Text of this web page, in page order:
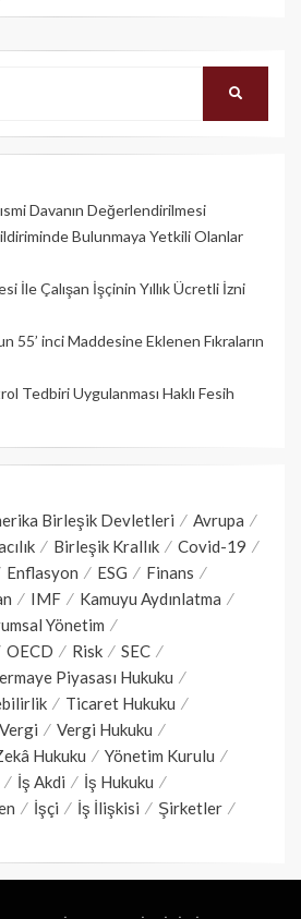
Davanın Değerlendirilmesi
Bulunmaya Yetkili Olanlar
İle Çalışan İşçinin Yıllık Üc­retli İzni
55’ inci Maddesine Eklenen Fıkraların
Tedbiri Uygulanması Haklı Fesih
Birleşik Devletleri
Avrupa
Birleşik Krallık
Covid-19
Enflasyon ESG
Finans
IMF
Kamuyu Aydınlatma
Yönetim
OECD Risk
SEC
Piyasası Hukuku
Ticaret Hukuku
Vergi
Vergi Hukuku
Hukuku
Yönetim Kurulu
İş Akdi
İş Hukuku
İşçi İş İlişkisi
Şirketler